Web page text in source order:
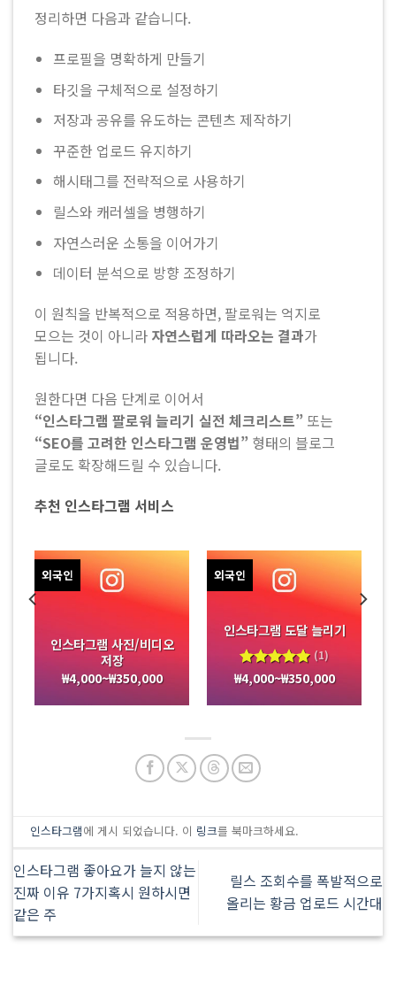
정리하면 다음과 같습니다.
프로필을 명확하게 만들기
타깃을 구체적으로 설정하기
저장과 공유를 유도하는 콘텐츠 제작하기
꾸준한 업로드 유지하기
해시태그를 전략적으로 사용하기
릴스와 캐러셀을 병행하기
자연스러운 소통을 이어가기
데이터 분석으로 방향 조정하기
이 원칙을 반복적으로 적용하면, 팔로워는 억지로
모으는 것이 아니라 자연스럽게 따라오는 결과가
됩니다.
원한다면 다음 단계로 이어서
“인스타그램 팔로워 늘리기 실전 체크리스트” 또는
“SEO를 고려한 인스타그램 운영법” 형태의 블로그
글로도 확장해드릴 수 있습니다.
추천 인스타그램 서비스
외국인
인스타그램 사진/비디오
저장
₩4,000~₩350,000
외국인
인스타그램 도달 늘리기
5 중에서
5.00
평가됨
(1)
₩4,000~₩350,000
인스타그램에 게시 되었습니다. 이 링크를 북마크하세요.
인스타그램 좋아요가 늘지 않는
진짜 이유 7가지혹시 원하시면
같은 주
릴스 조회수를 폭발적으로
올리는 황금 업로드 시간대